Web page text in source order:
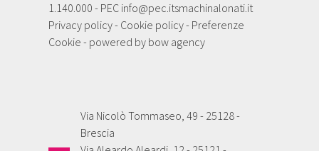
1.140.000 - PEC info@pec.itsmachinalonati.it
Privacy policy- Cookie policy- Preferenze
Cookie - powered by bow agency
Via Nicolò Tommaseo, 49 - 25128 -
Brescia